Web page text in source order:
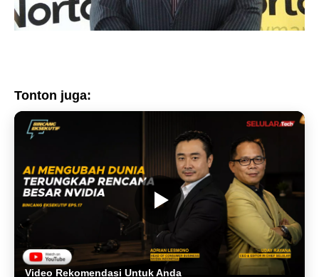
Tonton juga:
Video Rekomendasi Untuk Anda